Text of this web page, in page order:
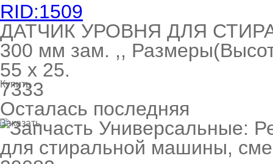
RID:1509
ДАТЧИК УРОВНЯ ДЛЯ
300 мм зам. ,,
55 х 25.
Купить
7333
Осталась последняя
Заказать